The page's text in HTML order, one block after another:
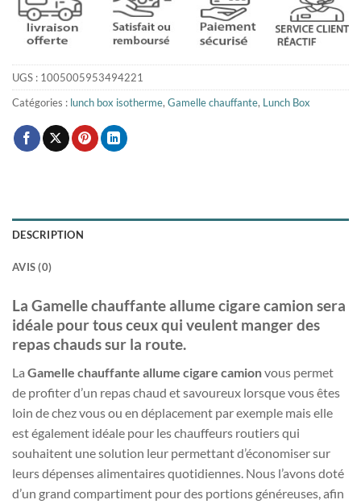
UGS : 1005005953494221
Catégories : lunch box isotherme, Gamelle chauffante, Lunch Box
DESCRIPTION
AVIS (0)
La Gamelle chauffante allume cigare camion sera
idéale pour tous ceux qui veulent manger des
repas chauds sur la route.
La Gamelle chauffante allume cigare camionvous permet
de profiter d’un repas chaud et savoureux lorsque vous êtes
loin de chez vous ou en déplacement par exemple mais elle
est également idéale pour les chauffeurs routiers qui
souhaitent une solution leur permettant d’économiser sur
leurs dépenses alimentaires quotidiennes. Nous l’avons doté
d’un grand compartiment pour des portions généreuses, afin